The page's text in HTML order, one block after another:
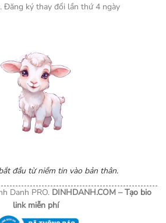
Đăng ký thay đổi lần thứ 4 ngày
đầu từ niềm tin vào bản thân.
Danh PRO. DINHDANH.COM –Tạo bio
link miễn phí